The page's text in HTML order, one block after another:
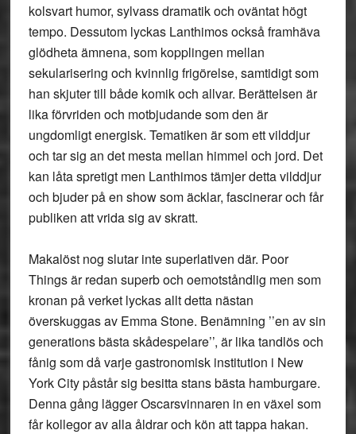
kolsvart humor, sylvass dramatik och oväntat högt
tempo. Dessutom lyckas Lanthimos också framhäva
glödheta ämnena, som kopplingen mellan
sekularisering och kvinnlig frigörelse, samtidigt som
han skjuter till både komik och allvar. Berättelsen är
lika förvriden och motbjudande som den är
ungdomligt energisk. Tematiken är som ett vilddjur
och tar sig an det mesta mellan himmel och jord. Det
kan låta spretigt men Lanthimos tämjer detta vilddjur
och bjuder på en show som äcklar, fascinerar och får
publiken att vrida sig av skratt.
Makalöst nog slutar inte superlativen där. Poor
Things är redan superb och oemotståndlig men som
kronan på verket lyckas allt detta nästan
överskuggas av Emma Stone. Benämning ’’en av sin
generations bästa skådespelare’’, är lika tandlös och
fånig som då varje gastronomisk institution i New
York City påstår sig besitta stans bästa hamburgare.
Denna gång lägger Oscarsvinnaren in en växel som
får kollegor av alla åldrar och kön att tappa hakan.